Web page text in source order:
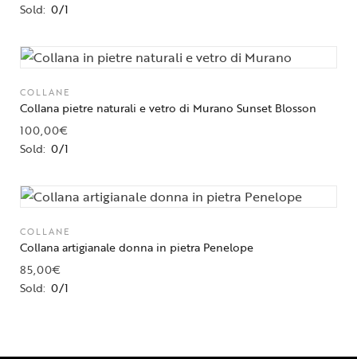
Sold: 0/1
COLLANE
Collana pietre naturali e vetro di Murano Sunset Blosson
100,00€
Sold: 0/1
COLLANE
Collana artigianale donna in pietra Penelope
85,00€
Sold: 0/1